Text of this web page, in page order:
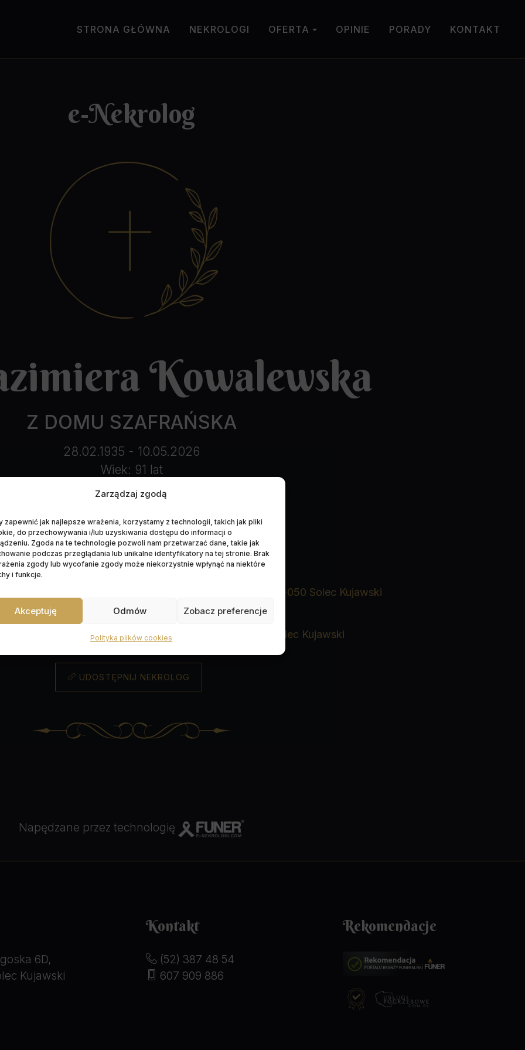
Zarządzaj zgodą
zapewnić jak najlepsze wrażenia, korzystamy z technologii, takich jak pliki
do przechowywania i/lub uzyskiwania dostępu do informacji o
Zgoda na te technologie pozwoli nam przetwarzać dane, takie jak
podczas przeglądania lub unikalne identyfikatory na tej stronie. Brak
zgody lub wycofanie zgody może niekorzystnie wpłynąć na niektóre
i funkcje.
Akceptuję Odmów Zobacz preferencje
Polityka plików cookies
STRONA GŁÓWNA NEKROLOGI OFERTA OPINIE PORADY KONTAKT
e-Nekrolog
Kowalewska
Z DOMU SZAFRAŃSKA
28.02.1935 - 10.05.2026
Wiek: 91 lat
Data pogrzebu:13.05.2026
13.05.2026 r. godz. 10:15 w kaplicy na cmentarzu
o godz. 11:00 w kaplicy na cmentarzu
ul. P. Skargi, 86-050 Solec Kujawski
Wyprowadzenie do grobu o godz.11:30
parafialny św. Stanisława BiM P. Skargi 86-050 Solec Kujawski
UDOSTĘPNIJ NEKROLOG
Napędzane przez technologię
6D,
Kujawski
Kontakt
(52) 387 48 54
607 909 886
Rekomendacje